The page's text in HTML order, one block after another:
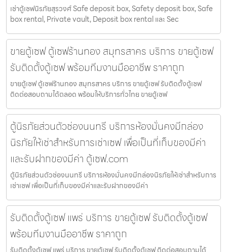
เช่าตู้เซฟนิรภัยสุรวงศ์ Safe deposit box, Safety deposit box, Safe
box rental, Private vault, Deposit box rental และ Sec
ขายตู้เซฟ ตู้เซฟร้านทอง สมุทรสาคร บริการ ขายตู้เซฟ
รับติดตั้งตู้เซฟ พร้อมทีมงานมืออาชีพ ราคาถูก
ขายตู้เซฟ ตู้เซฟร้านทอง สมุทรสาคร บริการ ขายตู้เซฟ รับติดตั้งตู้เซฟ
ติดต่อสอบถามได้ตลอด พร้อมให้บริการทั่วไทย ขายตู้เซฟ
ตู้นิรภัยส่วนตัวช่องนนทรี บริการห้องมั่นคงมีกล่อง
นิรภัยให้เช่าสำหรับการเช่าเซฟ เพื่อเป็นที่เก็บของมีค่า
และรับฝากของมีค่า ตู้เซฟ.com
ตู้นิรภัยส่วนตัวช่องนนทรี บริการห้องมั่นคงมีกล่องนิรภัยให้เช่าสำหรับการ
เช่าเซฟ เพื่อเป็นที่เก็บของมีค่าและรับฝากของมีค่า
รับติดตั้งตู้เซฟ แพร่ บริการ ขายตู้เซฟ รับติดตั้งตู้เซฟ
พร้อมทีมงานมืออาชีพ ราคาถูก